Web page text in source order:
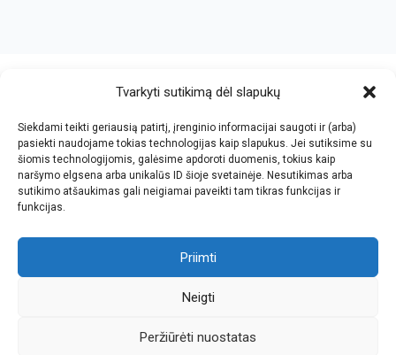
Tvarkyti sutikimą dėl slapukų
Siekdami teikti geriausią patirtį, įrenginio informacijai saugoti ir (arba)
pasiekti naudojame tokias technologijas kaip slapukus. Jei sutiksime su
šiomis technologijomis, galėsime apdoroti duomenis, tokius kaip
naršymo elgsena arba unikalūs ID šioje svetainėje. Nesutikimas arba
sutikimo atšaukimas gali neigiamai paveikti tam tikras funkcijas ir
funkcijas.
Priimti
Neigti
Peržiūrėti nuostatas
V. Jankovskio firma
Įmonės kodas: 123612573
PVM kodas: LT236125716
Tel.: +370 657 81065
Parko g.7, Naujoji Vilnia, KNYGYNAS
Darbo laikas: I-V 9.00-18.00